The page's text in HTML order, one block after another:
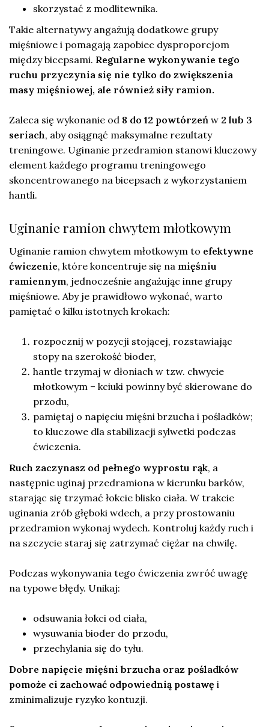
skorzystać z modlitewnika.
Takie alternatywy angażują dodatkowe grupy
mięśniowe i pomagają zapobiec dysproporcjom
między bicepsami. Regularne wykonywanie tego
ruchu przyczynia się nie tylko do zwiększenia
masy mięśniowej, ale również siły ramion.
Zaleca się wykonanie od 8 do 12 powtórzeń w 2 lub 3
seriach, aby osiągnąć maksymalne rezultaty
treningowe. Uginanie przedramion stanowi kluczowy
element każdego programu treningowego
skoncentrowanego na bicepsach z wykorzystaniem
hantli.
Uginanie ramion chwytem młotkowym
Uginanie ramion chwytem młotkowym to efektywne
ćwiczenie, które koncentruje się na mięśniu
ramiennym, jednocześnie angażując inne grupy
mięśniowe. Aby je prawidłowo wykonać, warto
pamiętać o kilku istotnych krokach:
rozpocznij w pozycji stojącej, rozstawiając
stopy na szerokość bioder,
hantle trzymaj w dłoniach w tzw. chwycie
młotkowym – kciuki powinny być skierowane do
przodu,
pamiętaj o napięciu mięśni brzucha i pośladków;
to kluczowe dla stabilizacji sylwetki podczas
ćwiczenia.
Ruch zaczynasz od pełnego wyprostu rąk, a
następnie uginaj przedramiona w kierunku barków,
starając się trzymać łokcie blisko ciała. W trakcie
uginania zrób głęboki wdech, a przy prostowaniu
przedramion wykonaj wydech. Kontroluj każdy ruch i
na szczycie staraj się zatrzymać ciężar na chwilę.
Podczas wykonywania tego ćwiczenia zwróć uwagę
na typowe błędy. Unikaj:
odsuwania łokci od ciała,
wysuwania bioder do przodu,
przechylania się do tyłu.
Dobre napięcie mięśni brzucha oraz pośladków
pomoże ci zachować odpowiednią postawę i
zminimalizuje ryzyko kontuzji.